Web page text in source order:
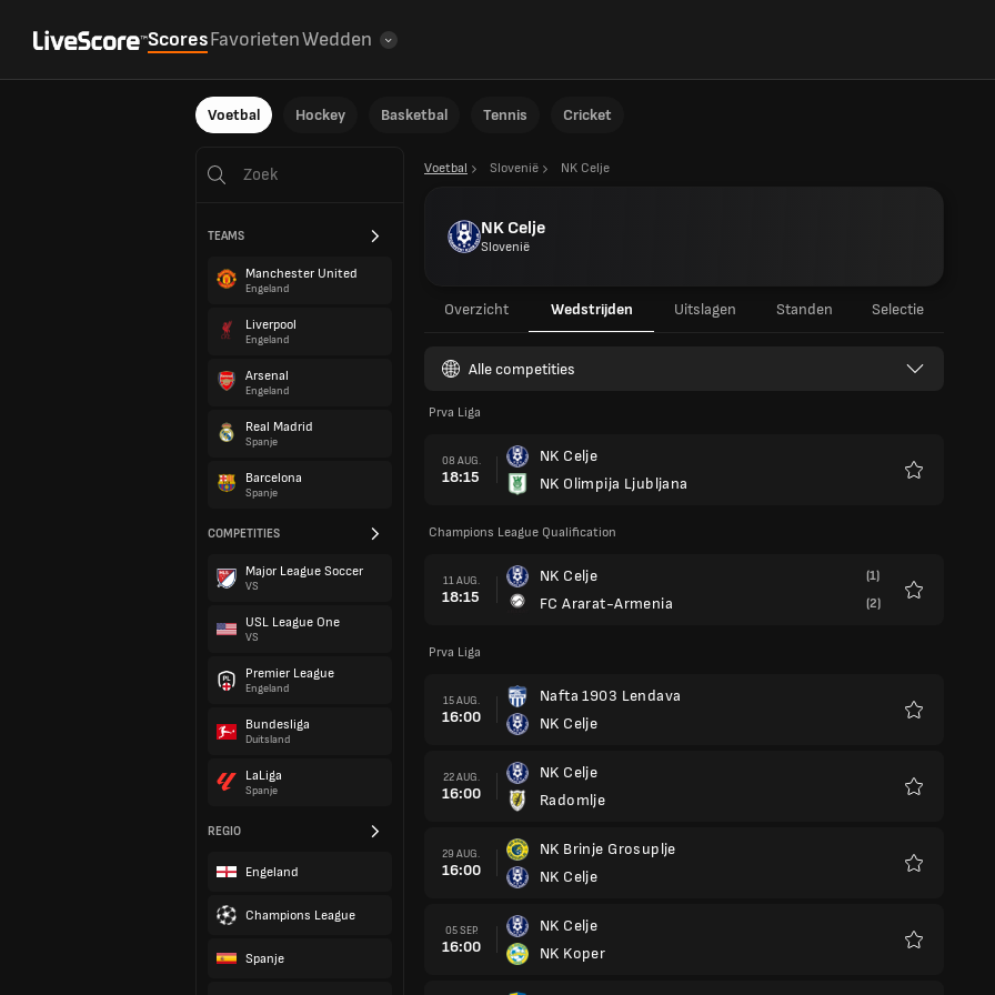
ScoresFavorietenWedden
Voetbal Hockey Basketbal Tennis Cricket
TEAMS
Manchester United
Engeland
Liverpool
Engeland
Arsenal
Engeland
Real Madrid
Spanje
Barcelona
Spanje
COMPETITIES
Major League Soccer
VS
USL League One
VS
Premier League
Engeland
Bundesliga
Duitsland
LaLiga
Spanje
REGIO
Engeland
Champions League
Spanje
Voetbal Slovenië NK Celje
NK Celje
Slovenië
Overzicht Wedstrijden Uitslagen Standen Selectie
Alle competities
Prva Liga
08 AUG.
18:15
NK Celje
NK Olimpija Ljubljana
Champions League Qualification
11 AUG.
18:15
NK Celje
FC Ararat-Armenia
(1)
(2)
Prva Liga
15 AUG.
16:00
Nafta 1903 Lendava
NK Celje
22 AUG.
16:00
NK Celje
Radomlje
29 AUG.
16:00
NK Brinje Grosuplje
NK Celje
05 SEP.
16:00
NK Celje
NK Koper